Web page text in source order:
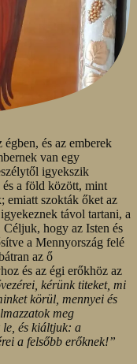
és az emberek
van egy
igyekszik
a föld között, mint
emiatt szokták őket az
távol tartani, a
Céljuk, hogy az Isten és
a Mennyország felé
az ő
és az égi erőkhöz az
kérünk titeket, mi
körül, mennyei és
meg
le, és kiáltjuk: a
a felsőbb erőknek!”